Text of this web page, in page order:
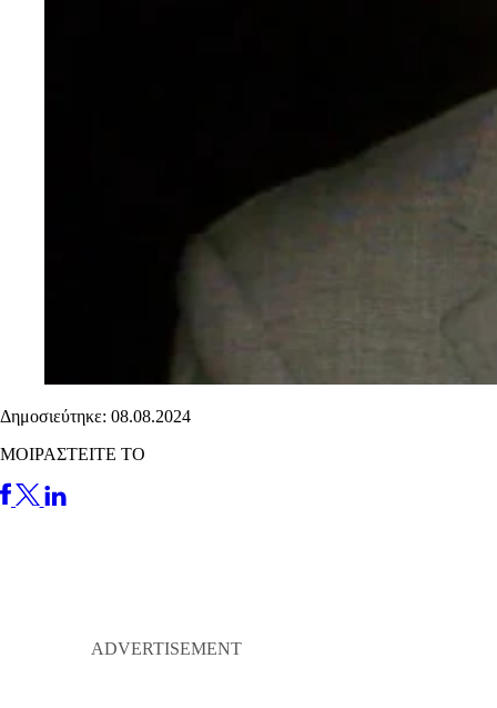
Δημοσιεύτηκε: 08.08.2024
ΜΟΙΡΑΣΤΕΙΤΕ ΤΟ